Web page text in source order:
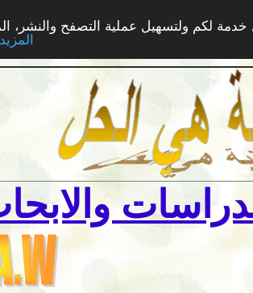
خدمة لكم ولتسهيل عملية التصفح والنشر،
More info - المزيد